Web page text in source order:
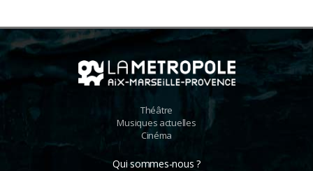
Théâtre
Musiques actuelles
Cinéma
Qui sommes-nous ?